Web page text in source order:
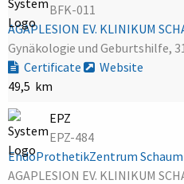
BFK-011
AGAPLESION EV. KLINIKUM
Gynäkologie und Geburtshilfe,
Certificate
Website
49,5 km
EPZ
EPZ-484
EndoProthetikZentrum
AGAPLESION EV. KLINIKUM